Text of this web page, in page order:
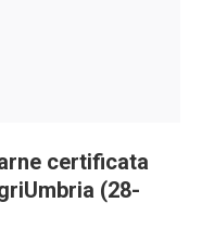
certificata
(28-